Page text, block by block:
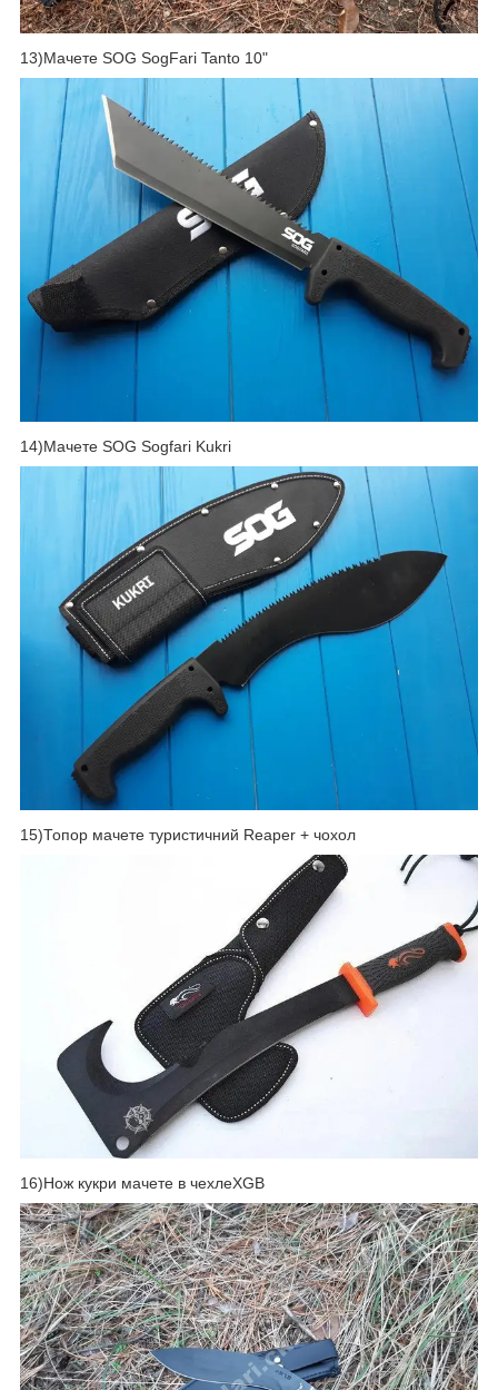
13)Мачете SOG SogFari Tanto 10"
14)Мачете SOG Sogfari Kukri
15)Топор мачете туристичний Reaper + чохол
16)Нож кукри мачете в чехлеXGB